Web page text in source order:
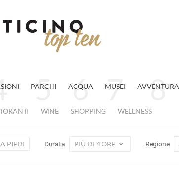
PARCHI ACQUA MUSEI AVVENTURA
WINE SHOPPING WELLNESS
A PIEDI Durata PIÙ DI 4 ORE Regione